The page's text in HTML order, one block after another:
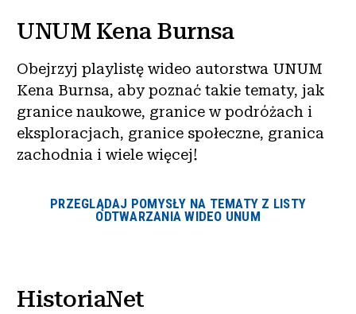
UNUM Kena Burnsa
Obejrzyj playlistę wideo autorstwa UNUM
Kena Burnsa, aby poznać takie tematy, jak
granice naukowe, granice w podróżach i
eksploracjach, granice społeczne, granica
zachodnia i wiele więcej!
PRZEGLĄDAJ POMYSŁY NA TEMATY Z LISTY
ODTWARZANIA WIDEO UNUM
HistoriaNet